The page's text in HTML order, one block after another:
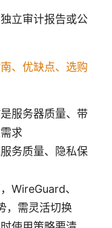
立审计报告或公
、优缺点、选购
服务器质量、带
求
务质量、隐私保
WireGuard、
，需灵活切换